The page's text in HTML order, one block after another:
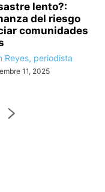
lento?:
del riesgo
comunidades
Reyes, periodista
11, 2025